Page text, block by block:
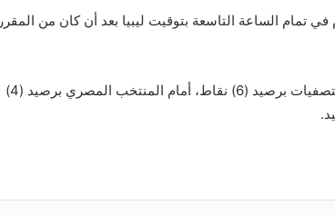
أجراء المباراتين يومي 8 و 11 اكتوبر القادم في تمام الساعة التاسعة بتوقيت ليبيا بعد أن كان من المقرر
ويتصدر المنتخب الوطني لكرة القدم المجموعة السادسة في التصفيات برصيد (6) نقاط، أمام المنتخب المصري برصيد (4)